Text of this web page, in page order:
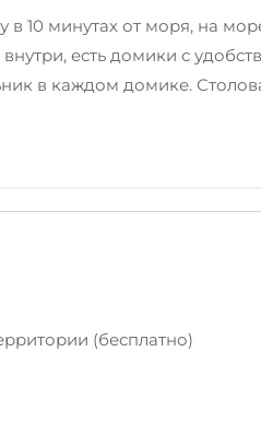
в 10 минутах от моря, на
есть домики с
в каждом домике.
(бесплатно)